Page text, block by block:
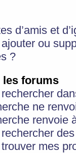
d’amis et
ou
?
les forums
ne
renvoie
mes